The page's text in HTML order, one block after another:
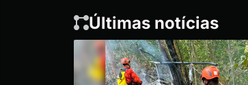
Últimas notícias